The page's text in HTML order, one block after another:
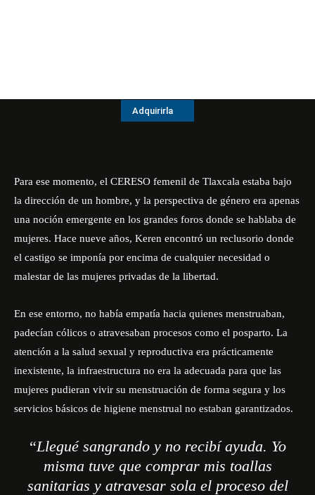
Adquirirla
Para ese momento, el CERESO femenil de Tlaxcala estaba bajo
la dirección de un hombre, y la perspectiva de género era apenas
una noción emergente en los grandes foros donde se hablaba de
mujeres. Hace nueve años, Keren encontró un reclusorio donde
el castigo se imponía por encima de cualquier necesidad o
malestar de las mujeres privadas de la libertad.
En ese entorno, no había empatía hacia quienes menstruaban,
padecían cólicos o atravesaban procesos como el posparto. La
atención a la salud sexual y reproductiva era prácticamente
inexistente, la infraestructura no era la adecuada para que las
mujeres pudieran vivir su menstruación de forma segura y los
servicios básicos de higiene menstrual no estaban garantizados.
“Llegué sangrando y no recibí ayuda. Yo
misma tuve que comprar mis toallas
sanitarias y atravesar sola el proceso del